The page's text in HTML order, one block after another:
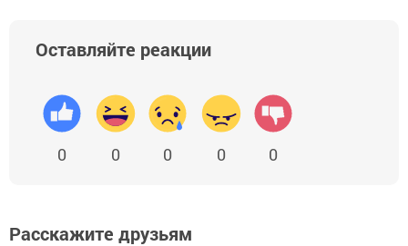
Оставляйте реакции
0 0 0 0 0
Расскажите друзьям